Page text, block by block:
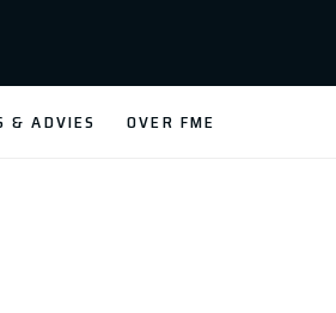
& ADVIES OVER FME